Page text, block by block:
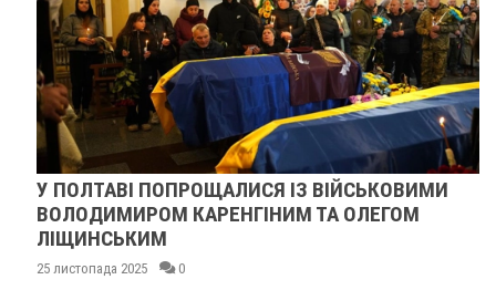
У ПОЛТАВІ ПОПРОЩАЛИСЯ ІЗ ВІЙСЬКОВИМИ
ВОЛОДИМИРОМ КАРЕНГІНИМ ТА ОЛЕГОМ
ЛІЩИНСЬКИМ
25 листопада 2025 0